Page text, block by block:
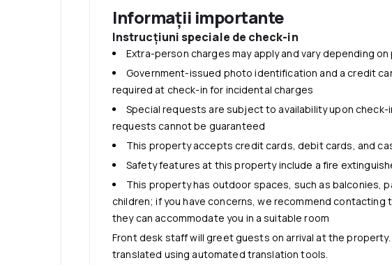
Informații importante
Instrucţiuni speciale de check-in
Extra-person charges may apply and vary depending
Government-issued photo identification and a credit
required at check-in for incidental charges
Special requests are subject to availability upon
requests cannot be guaranteed
This property accepts credit cards, debit cards, and
Safety features at this property include a fire
This property has outdoor spaces, such as balconies,
children; if you have concerns, we recommend
they can accommodate you in a suitable room
Front desk staff will greet guests on arrival at the
translated using automated translation tools.